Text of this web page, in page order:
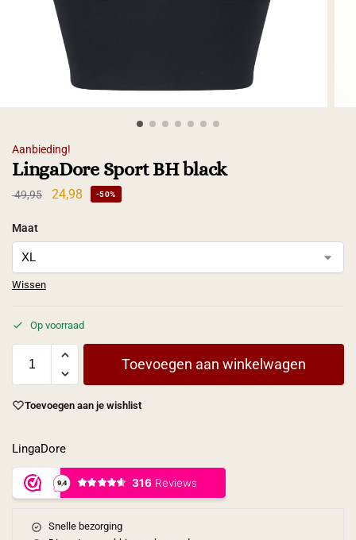
Aanbieding!
LingaDore Sport BH black
49,95 24,98 -50%
Maat
Wissen
Op voorraad
Toevoegen aan winkelwagen
Toevoegen aan je wishlist
LingaDore
Snelle bezorging